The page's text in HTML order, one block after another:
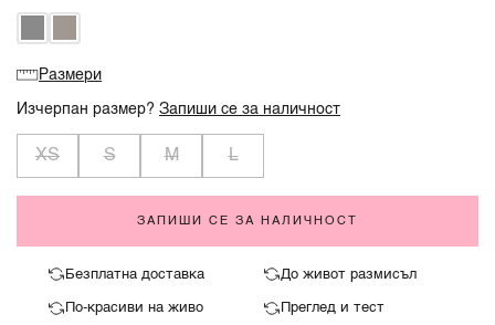
Размери
Изчерпан размер?Запиши се за наличност
XS S M L
ЗАПИШИ СЕ ЗА НАЛИЧНОСТ
Безплатна доставка До живот размисъл
По-красиви на живо Преглед и тест